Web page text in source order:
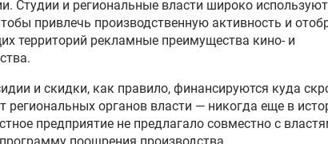
Студии и региональные власти широко
привлечь производственную активность и
территорий рекламные преимущества кино‑ и
и скидки, как правило, финансируются куда
региональных органов власти — никогда еще в
предприятие не предлагало совместно с